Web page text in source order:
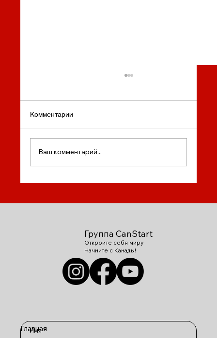
Комментарии
Ваш комментарий...
Группа CanStart
Откройте себя миру
Начните с Канады!
Главная
Имя *